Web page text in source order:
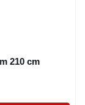
210 cm